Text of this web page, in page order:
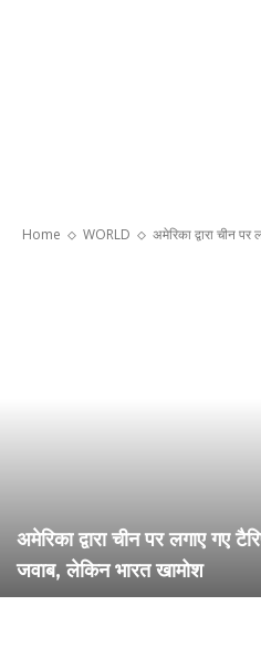
Home WORLD अमेरिका द्वारा चीन
अमेरिका द्वारा चीन पर लगाए गए
जवाब, लेकिन भारत खामोश